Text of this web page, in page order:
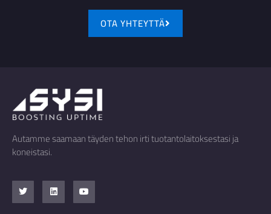
OTA YHTEYTTÄ
Autamme saamaan täyden tehon irti tuotantolaitoksestasi ja
koneistasi.